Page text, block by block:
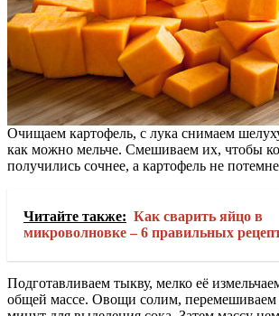
Очищаем картофель, с лука снимаем
как можно мельче. Смешиваем их, чтобы
получились сочнее, а картофель не
Читайте также: Как сварить яйцо в
микроволновке – 6 правильных
Подготавливаем тыкву, мелко её
общей массе. Овощи солим, перемешиваем